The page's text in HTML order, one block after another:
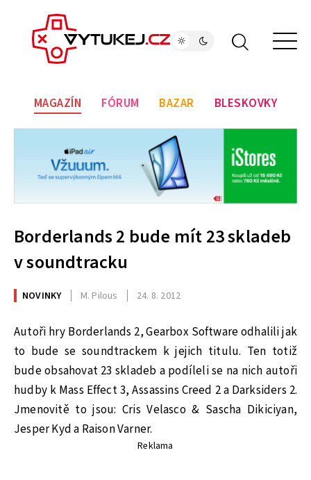
MAGAZÍN FÓRUM BAZAR BLESKOVKY
Borderlands 2 bude mít 23 skladeb
v soundtracku
NOVINKY M. Pilous 24. 8. 2012
Autoři hry Borderlands 2, Gearbox Software odhalili jak
to bude se soundtrackem k jejich titulu. Ten totiž
bude obsahovat 23 skladeb a podíleli se na nich autoři
hudby k Mass Effect 3, Assassins Creed 2 a Darksiders 2.
Jmenovitě to jsou: Cris Velasco & Sascha Dikiciyan,
Jesper Kyd a Raison Varner.
Reklama